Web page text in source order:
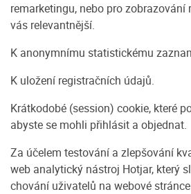
remarketingu, nebo pro zobrazování
vás relevantnější.
K anonymnímu statistickému
K uložení registračních údajů.
Krátkodobé (session) cookie, které
abyste se mohli přihlásit a objednat.
Za účelem testování a zlepšování
web analytický nástroj Hotjar, který
chování uživatelů na webové